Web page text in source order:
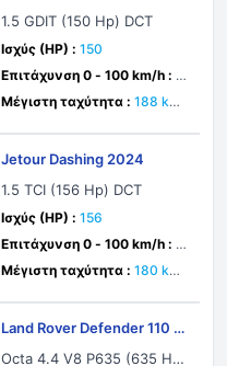
1.5 GDIT (150 Hp) DCT
Ισχύς (HP) : 150
Επιτάχυνση 0 - 100 km/h : 1
0.9 δευτ.
Μέγιστη ταχύτητα : 188 km/
Jetour Dashing 2024
1.5 TCI (156 Hp) DCT
Ισχύς (HP) : 156
Επιτάχυνση 0 - 100 km/h : δε
υτ.
Μέγιστη ταχύτητα : 180 km/
Land Rover Defender 110 2
024
Octa 4.4 V8 P635 (635 Hp)